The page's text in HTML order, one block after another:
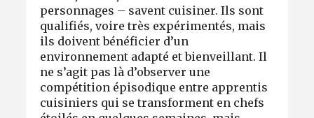
personnages – savent cuisiner. Ils sont
qualifiés, voire très expérimentés, mais
ils doivent bénéficier d’un
environnement adapté et bienveillant. Il
ne s’agit pas là d’observer une
compétition épisodique entre apprentis
cuisiniers qui se transforment en chefs